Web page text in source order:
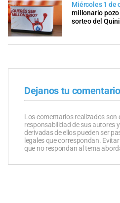
Miércoles 1 de
millonario
sorteo del
Dejanos tu comentario
Los comentarios realizados son
responsabilidad de sus autores
derivadas de ellos pueden ser
legales que correspondan.
que no respondan al tema